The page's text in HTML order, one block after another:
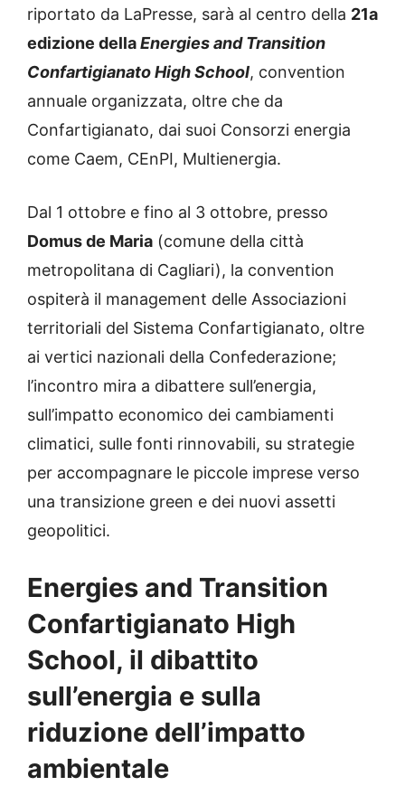
riportato da LaPresse, sarà al centro della 21a
edizione dellaEnergies and Transition
Confartigianato High School, convention
annuale organizzata, oltre che da
Confartigianato, dai suoi Consorzi energia
come Caem, CEnPI, Multienergia.
Dal 1 ottobre e fino al 3 ottobre, presso
Domus de Maria (comune della città
metropolitana di Cagliari), la convention
ospiterà il management delle Associazioni
territoriali del Sistema Confartigianato, oltre
ai vertici nazionali della Confederazione;
l’incontro mira a dibattere sull’energia,
sull’impatto economico dei cambiamenti
climatici, sulle fonti rinnovabili, su strategie
per accompagnare le piccole imprese verso
una transizione green e dei nuovi assetti
geopolitici.
Energies and Transition
Confartigianato High
School, il dibattito
sull’energia e sulla
riduzione dell’impatto
ambientale